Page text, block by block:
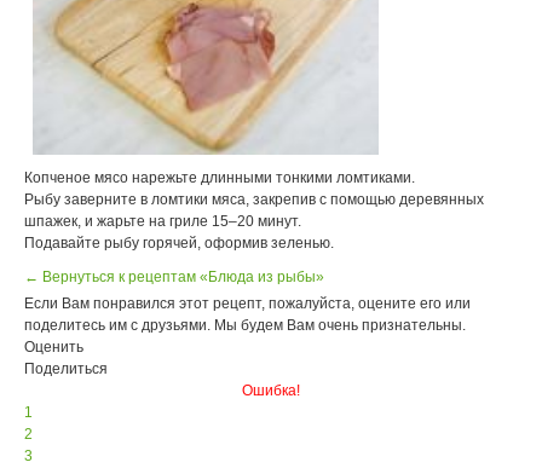
Копченое мясо нарежьте длинными тонкими ломтиками.
Рыбу заверните в ломтики мяса, закрепив с помощью деревянных
шпажек, и жарьте на гриле 15–20 минут.
Подавайте рыбу горячей, оформив зеленью.
← Вернуться к рецептам «Блюда из рыбы»
Если Вам понравился этот рецепт, пожалуйста, оцените его или
поделитесь им с друзьями. Мы будем Вам очень признательны.
Оценить
Поделиться
Ошибка!
1
2
3